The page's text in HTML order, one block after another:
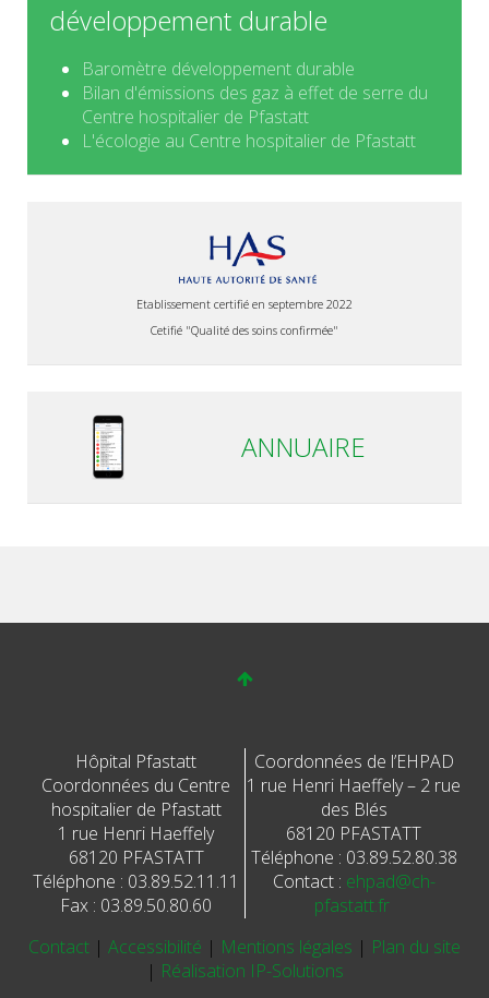
développement durable
Baromètre développement durable
Bilan d'émissions des gaz à effet de serre du
Centre hospitalier de Pfastatt
L'écologie au Centre hospitalier de Pfastatt
Etablissement certifié en septembre 2022
Cetifié "Qualité des soins confirmée"
ANNUAIRE
Hôpital Pfastatt
Coordonnées du Centre
hospitalier de Pfastatt
1 rue Henri Haeffely
68120 PFASTATT
Téléphone : 03.89.52.11.11
Fax : 03.89.50.80.60
Coordonnées de l’EHPAD
1 rue Henri Haeffely – 2 rue
des Blés
68120 PFASTATT
Téléphone : 03.89.52.80.38
Contact : ehpad@ch-
pfastatt.fr
Contact | Accessibilité | Mentions légales | Plan du site
| Réalisation IP-Solutions